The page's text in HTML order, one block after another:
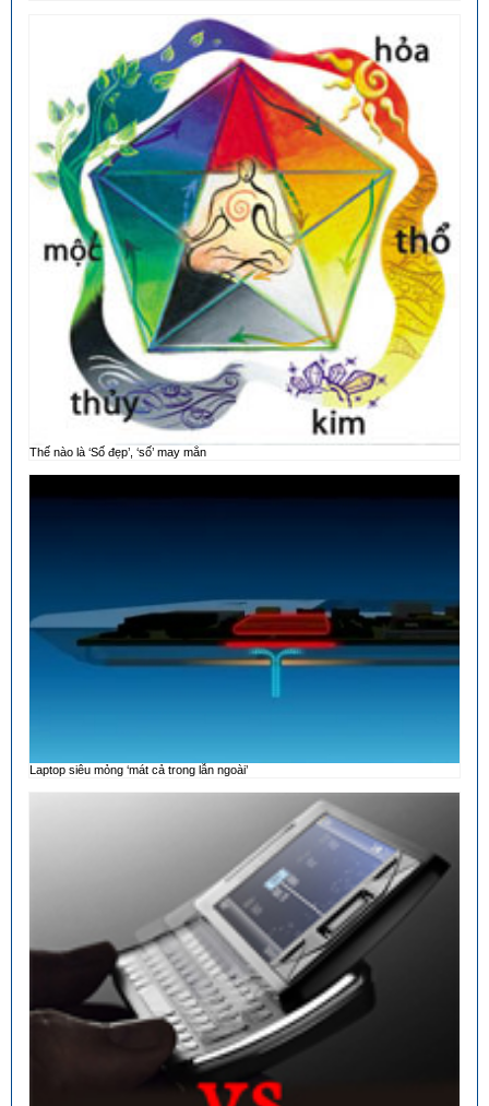
Thế nào là ‘Số đẹp’, ‘số’ may mắn
Laptop siêu mỏng ‘mát cả trong lẫn ngoài’